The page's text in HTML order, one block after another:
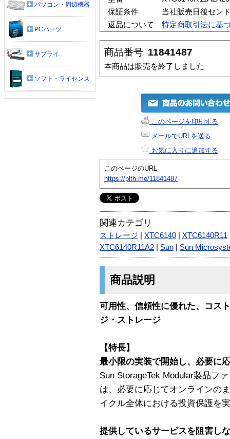
保証条件
当社販売日後セン
返品について
特定商取引法に基
商品番号 11841487
本商品は販売を終了しました
このページを印刷する
メールでURLを送る
お気に入りに追加する
このページのURL
https://plth.me/11841487
関連カテゴリ
ストレージ XTC6140 XTC6140R11
XTC6140R11A2
Sun Sun
商品説明
可用性、信頼性に優れた、コス
ジ・ストレージ
【特長】
最小限の実装で開始し、必要に
Sun StorageTek Modular製品フ
は、必要に応じてオンラインの
イクル全体における投資保護を
提供しているサービスを阻害し
パソコン・周辺機器
PCパーツ
サプライ
ソフト・ライセンス